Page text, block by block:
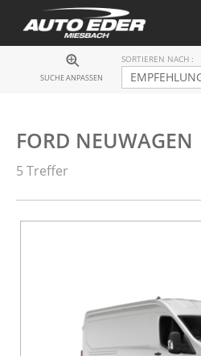
SUCHE ANPASSEN
SORTIEREN NACH
FORD NEUWAGEN
5 Treffer